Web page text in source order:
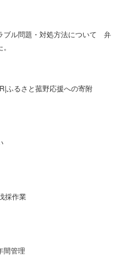
ブル問題・対処方法について 弁
ふるさと菰野応援への寄附
採作業
間管理